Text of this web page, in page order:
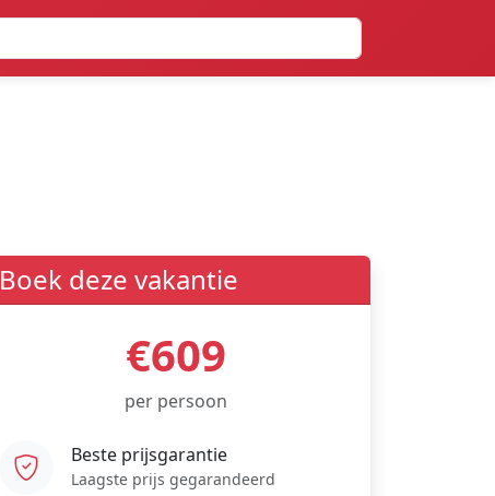
Boek deze vakantie
€609
per persoon
Beste prijsgarantie
Laagste prijs gegarandeerd